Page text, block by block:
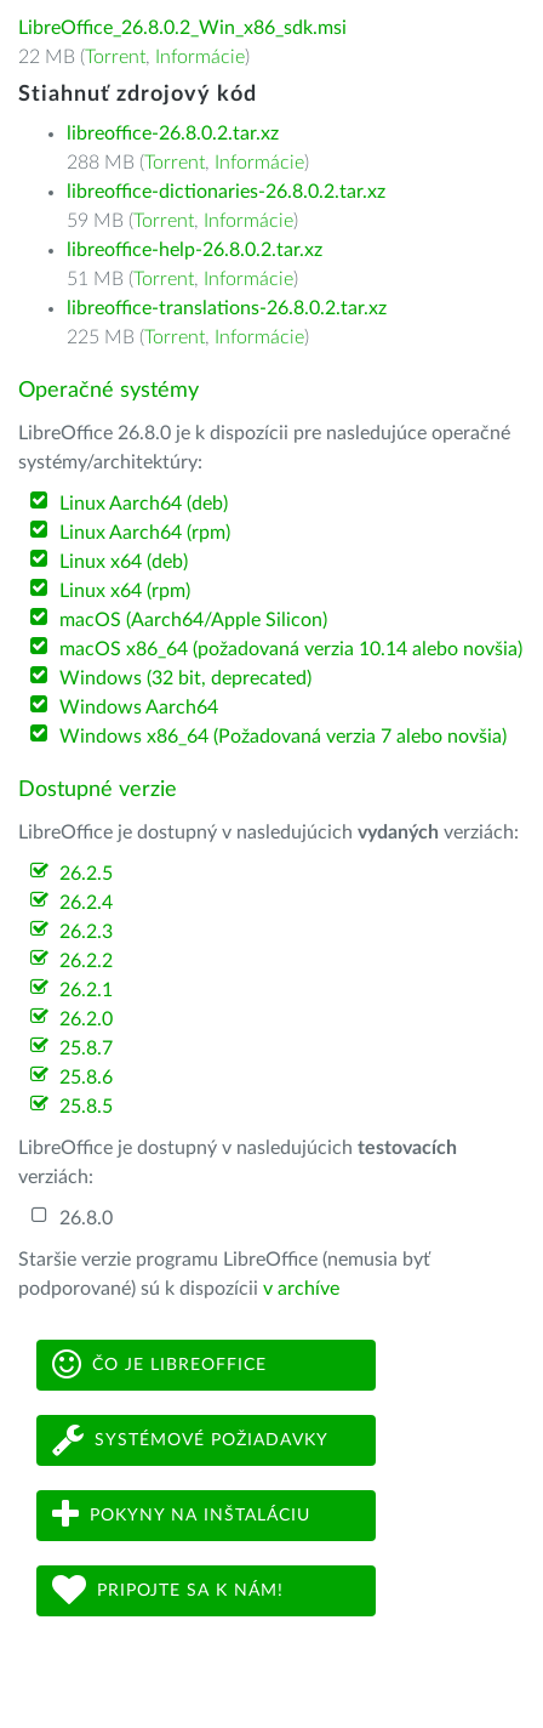
LibreOffice_26.8.0.2_Win_x86_sdk.msi
22 MB (Torrent, Informácie)
Stiahnuť zdrojový kód
libreoffice-26.8.0.2.tar.xz
288 MB (Torrent, Informácie)
libreoffice-dictionaries-26.8.0.2.tar.xz
59 MB (Torrent, Informácie)
libreoffice-help-26.8.0.2.tar.xz
51 MB (Torrent, Informácie)
libreoffice-translations-26.8.0.2.tar.xz
225 MB (Torrent, Informácie)
Operačné systémy
LibreOffice 26.8.0 je k dispozícii pre nasledujúce operačné
systémy/architektúry:
Linux Aarch64 (deb)
Linux Aarch64 (rpm)
Linux x64 (deb)
Linux x64 (rpm)
macOS (Aarch64/Apple Silicon)
macOS x86_64 (požadovaná verzia 10.14 alebo novšia)
Windows (32 bit, deprecated)
Windows Aarch64
Windows x86_64 (Požadovaná verzia 7 alebo novšia)
Dostupné verzie
LibreOffice je dostupný v nasledujúcich vydaných verziách:
26.2.5
26.2.4
26.2.3
26.2.2
26.2.1
26.2.0
25.8.7
25.8.6
25.8.5
LibreOffice je dostupný v nasledujúcich testovacích
verziách:
26.8.0
Staršie verzie programu LibreOffice (nemusia byť
podporované) sú k dispozícii v archíve
ČO JE LIBREOFFICE
SYSTÉMOVÉ POŽIADAVKY
POKYNY NA INŠTALÁCIU
PRIPOJTE SA K NÁM!